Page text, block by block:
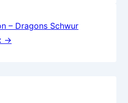
– Dragons Schwur
→